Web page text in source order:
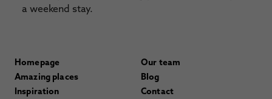
a weekend stay.
Homepage
Amazing places
Inspiration
Our team
Blog
Contact